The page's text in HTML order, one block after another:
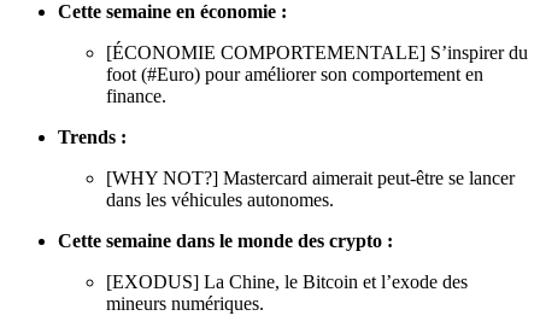
Cette semaine en économie :
[ÉCONOMIE COMPORTEMENTALE] S’inspirer du
foot (#Euro) pour améliorer son comportement en
finance.
Trends :
[WHY NOT?] Mastercard aimerait peut-être se lancer
dans les véhicules autonomes.
Cette semaine dans le monde des crypto :
[EXODUS] La Chine, le Bitcoin et l’exode des
mineurs numériques.